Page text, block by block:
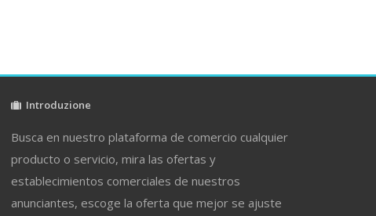
Introduzione
Busca en nuestro plataforma de comercio cualquier
producto o servicio, mira las ofertas y
establecimientos comerciales de nuestros
anunciantes, escoge la oferta que mejor se ajuste